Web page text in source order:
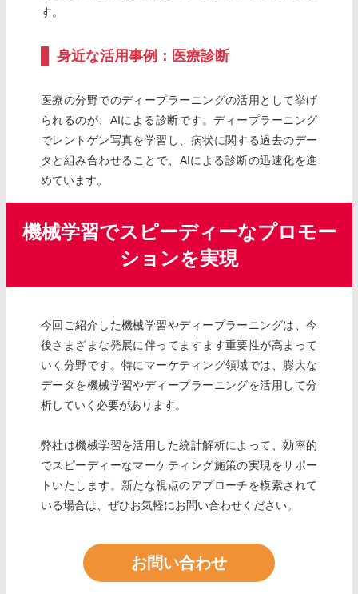
す。
身近な活用事例：医療診断
医療の分野でのディープラーニングの活用として挙げ
られるのが、AIによる診断です。ディープラーニング
でレントゲン写真を学習し、病状に関する過去のデー
タと組み合わせることで、AIによる診断の迅速化を進
めています。
機械学習でスピーディーなプロモー
ションを実現
今回ご紹介した機械学習やディープラーニングは、今
後さまざまな発展に伴ってますます重要性が高まって
いく分野です。特にマーケティング領域では、膨大な
データを機械学習やディープラーニングを活用して分
析していく必要があります。
弊社は機械学習を活用した統計解析によって、効率的
でスピーディーなマーケティング施策の実現をサポー
トいたします。新たな視点のアプローチを模索されて
いる場合は、ぜひお気軽にお問い合わせください。
お問い合わせ